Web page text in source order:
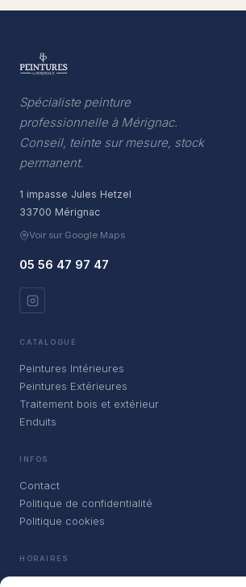
Spécialiste peinture
professionnelle à Mérignac.
Conseil, teinte sur mesure, stock
permanent.
1 impasse Jules Hetzel
33700 Mérignac
Voir sur Google Maps
05 56 47 97 47
CATALOGUE
Peintures Intérieures
Peintures Extérieures
Traitement bois et extérieur
Enduits
INFOS
Contact
Politique de confidentialité
Politique cookies
HORAIRES